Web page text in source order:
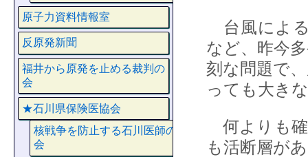
台風によ
など、昨今
刻な問題で
っても大き
何よりも確
も活断層が
原子力資料情報室
反原発新聞
福井から原発を止める裁判の
会
★石川県保険医協会
核戦争を防止する石川医師の
会